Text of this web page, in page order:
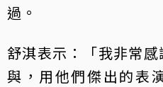
過。
舒淇表示：「我非常
與，用他們傑出的表